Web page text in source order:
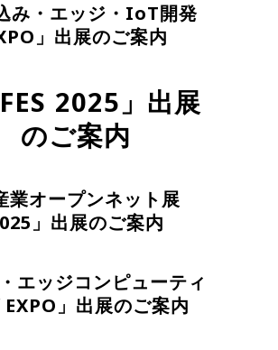
み・エッジ・IoT開発
」出展のご案内
2025」出展
のご案内
業オープンネット展
」出展のご案内
エッジコンピューティ
EXPO」出展のご案内